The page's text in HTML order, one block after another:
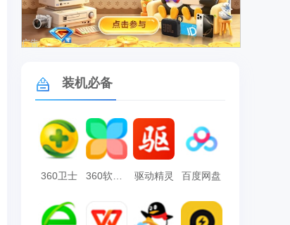
广告
装机必备
360卫士 360软件管家 驱动精灵 百度网盘